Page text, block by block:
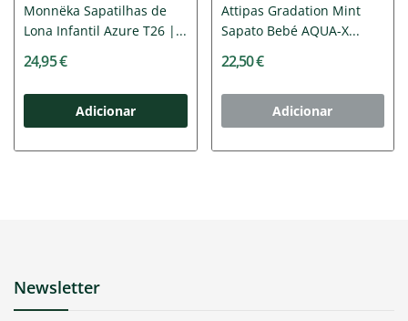
Monnëka Sapatilhas de
Lona Infantil Azure T26 |...
24,95 €
Adicionar
Attipas Gradation Mint
Sapato Bebé AQUA-X...
22,50 €
Adicionar
Newsletter